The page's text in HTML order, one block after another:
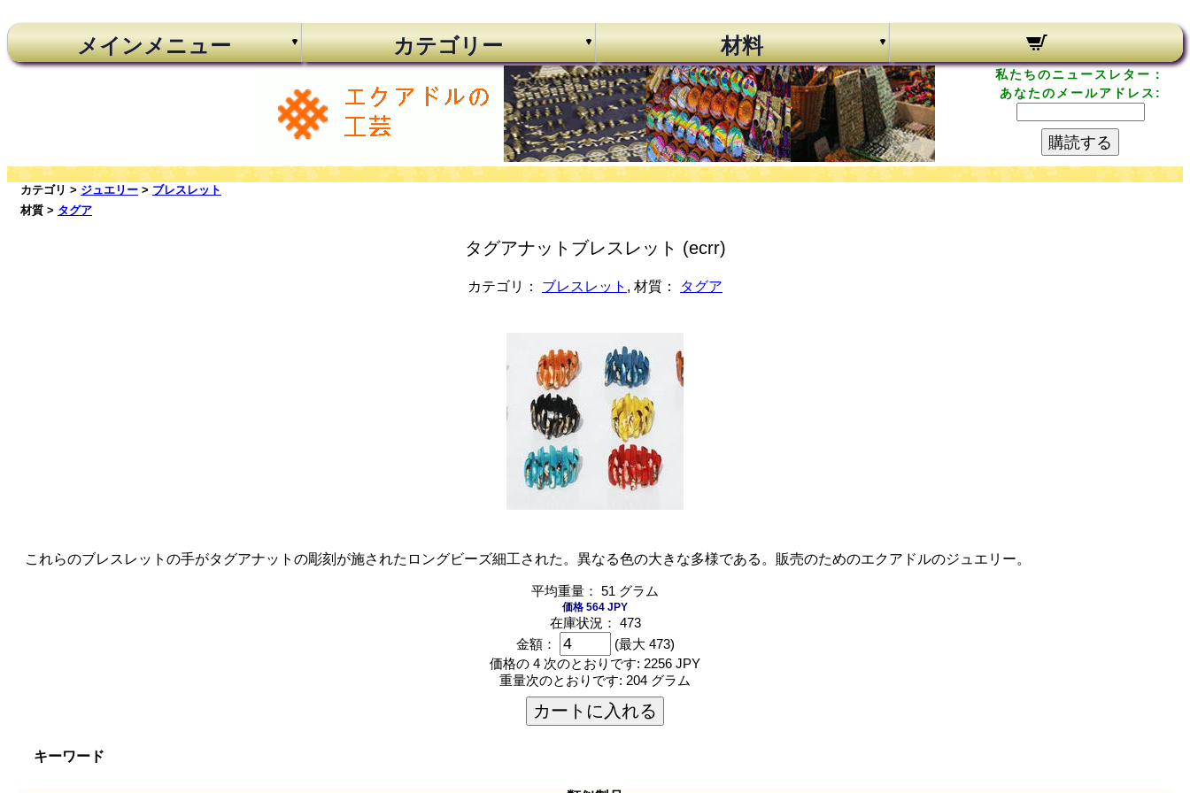
メインメニュー カテゴリー 材料
私たちのニュースレター：
あなたのメールアドレス:
購読する
カテゴリ > ジュエリー > ブレスレット
材質 > タグア
タグアナットブレスレット (ecrr)
カテゴリ： ブレスレット , 材質： タグア
これらのブレスレットの手がタグアナットの彫刻が施されたロングビーズ細工された。異なる色の大きな多様である。販売のためのエクアドルのジュエリー。
平均重量： 51 グラム
価格 564 JPY
在庫状況： 473
金額：
(最大 473)
価格の 4 次のとおりです: 2256 JPY
重量次のとおりです: 204 グラム
カートに入れる
キーワード